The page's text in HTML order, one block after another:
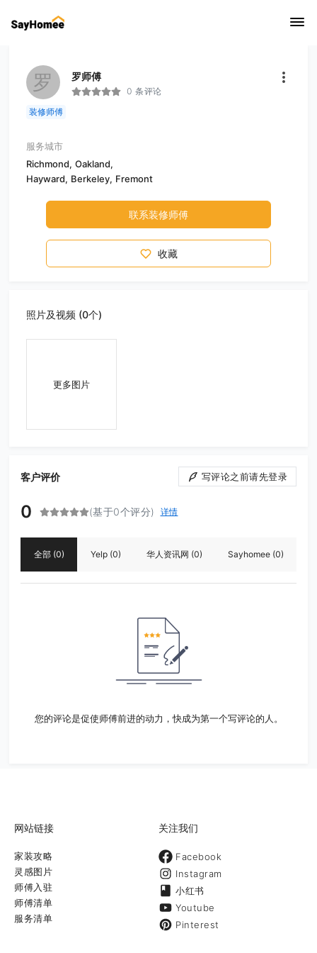
罗 罗师傅
0 条评论
装修师傅
服务城市
Richmond, Oakland,
Hayward, Berkeley, Fremont
联系装修师傅
收藏
照片及视频 (0个)
更多图片
客户评价 写评论之前请先登录
0 (基于0个评分) 详情
全部 (0) Yelp (0) 华人资讯网 (0) Sayhomee (0)
您的评论是促使师傅前进的动力，快成为第一个写评论的人。
网站链接
家装攻略
灵感图片
师傅入驻
师傅清单
服务清单
关注我们
Facebook
Instagram
小红书
Youtube
Pinterest